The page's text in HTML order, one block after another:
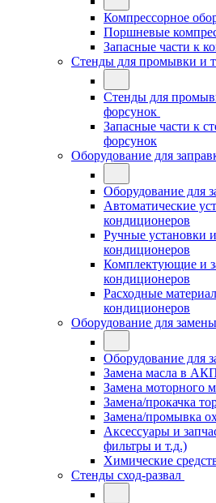
Компрессорное
Поршневые
Запасные части к
Стенды для промывки и
Стенды для
форсунок
Запасные части к
форсунок
Оборудование для
Оборудование для
Автоматические
кондиционеров
Ручные установки
кондиционеров
Комплектующие и
кондиционеров
Расходные
кондиционеров
Оборудование для
Оборудование для
Замена масла в
Замена моторного
Замена/прокачка
Замена/промывка
Аксессуары и
фильтры и т.д.)
Химические
Стенды сход-развал